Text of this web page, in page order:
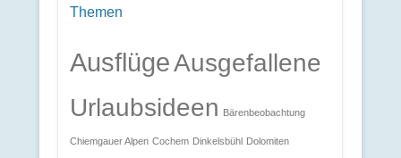
Themen
AusflügeAusgefallene
Urlaubsideen Bärenbeobachtung
Chiemgauer Alpen Cochem Dinkelsbühl Dolomiten